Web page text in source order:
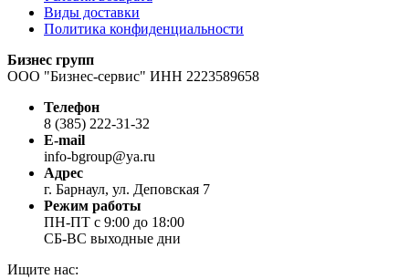
Виды доставки
Политика конфиденциальности
Бизнес групп
ООО "Бизнес-сервис" ИНН 2223589658
Телефон
8 (385) 222-31-32
E-mail
info-bgroup@ya.ru
Адрес
г. Барнаул, ул. Деповская 7
Режим работы
ПН-ПТ с 9:00 до 18:00
СБ-ВС выходные дни
Ищите нас: